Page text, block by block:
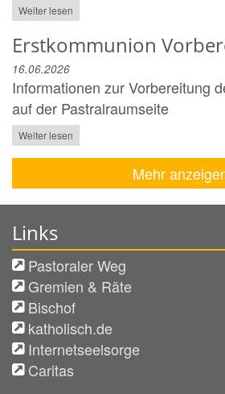
Weiter lesen
Erstkommunion
16.06.2026
Informationen zur Vorbereitung
auf der Pastralraumseite
Weiter lesen
Mehr
Links
Pastoraler Weg
Gremien & Räte
Bischof
katholisch.de
Internetseelsorge
Caritas